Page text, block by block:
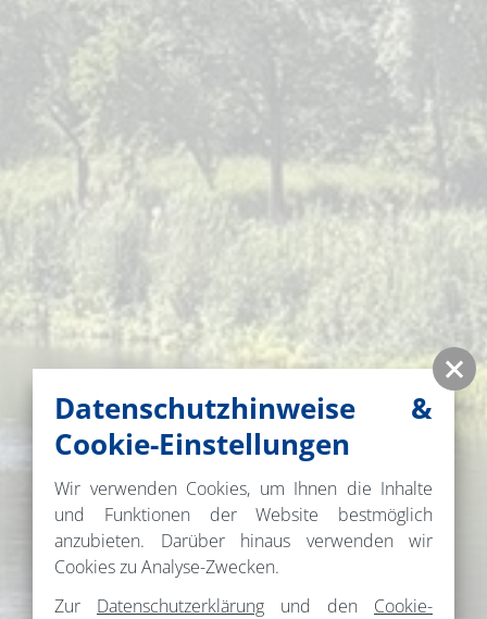
Datenschutzhinweise &
Cookie-Einstellungen
Wir verwenden Cookies, um Ihnen die Inhalte
und Funktionen der Website bestmöglich
anzubieten. Darüber hinaus verwenden wir
Cookies zu Analyse-Zwecken.
Zur Datenschutzerklärung und den Cookie-